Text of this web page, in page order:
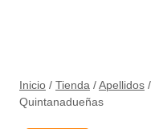
Inicio / Tienda / Apellidos /
Quintanadueñas